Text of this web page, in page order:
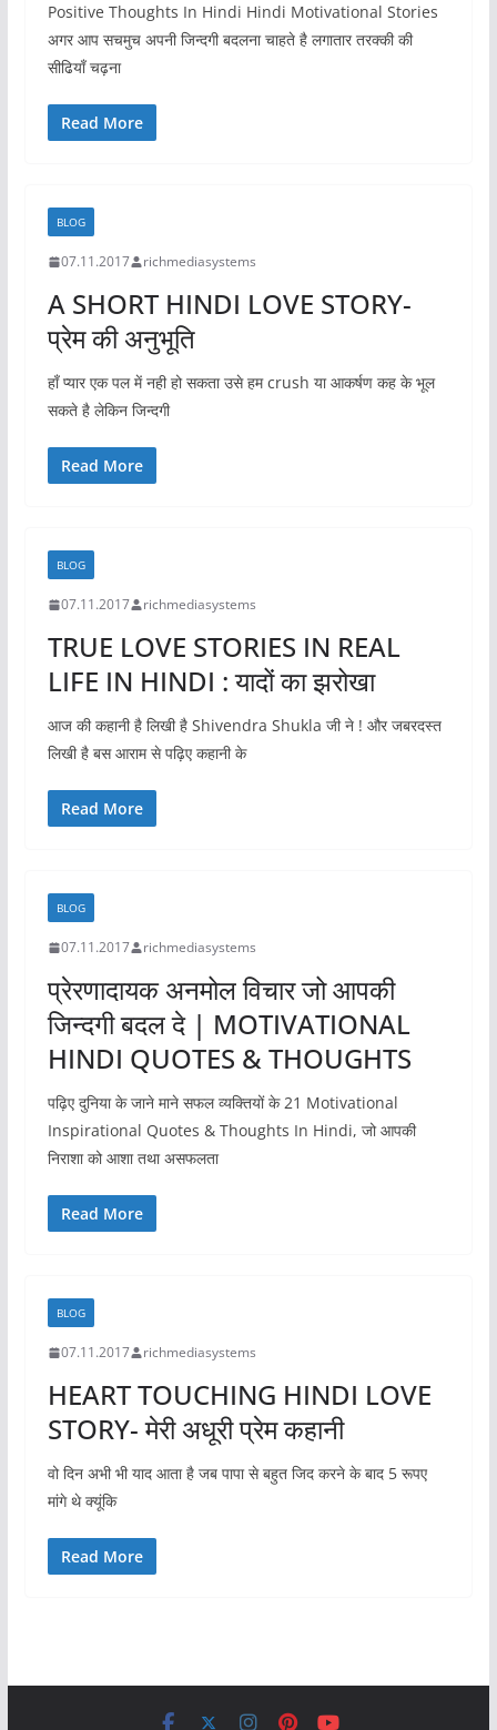
Positive Thoughts In Hindi Hindi Motivational Stories
अगर आप सचमुच अपनी जिन्दगी बदलना चाहते है लगातार तरक्की की
सीढियाँ चढ़ना
Read More
BLOG
07.11.2017 richmediasystems
A SHORT HINDI LOVE STORY-
प्रेम की अनुभूति
हाँ प्यार एक पल में नही हो सकता उसे हम crush या आकर्षण कह के भूल
सकते है लेकिन जिन्दगी
Read More
BLOG
07.11.2017 richmediasystems
TRUE LOVE STORIES IN REAL
LIFE IN HINDI : यादों का झरोखा
आज की कहानी है लिखी है Shivendra Shukla जी ने ! और जबरदस्त
लिखी है बस आराम से पढ़िए कहानी के
Read More
BLOG
07.11.2017 richmediasystems
प्रेरणादायक अनमोल विचार जो आपकी
जिन्दगी बदल दे | MOTIVATIONAL
HINDI QUOTES & THOUGHTS
पढ़िए दुनिया के जाने माने सफल व्यक्तियों के 21 Motivational
Inspirational Quotes & Thoughts In Hindi, जो आपकी
निराशा को आशा तथा असफलता
Read More
BLOG
07.11.2017 richmediasystems
HEART TOUCHING HINDI LOVE
STORY- मेरी अधूरी प्रेम कहानी
वो दिन अभी भी याद आता है जब पापा से बहुत जिद करने के बाद 5 रूपए
मांगे थे क्यूंकि
Read More